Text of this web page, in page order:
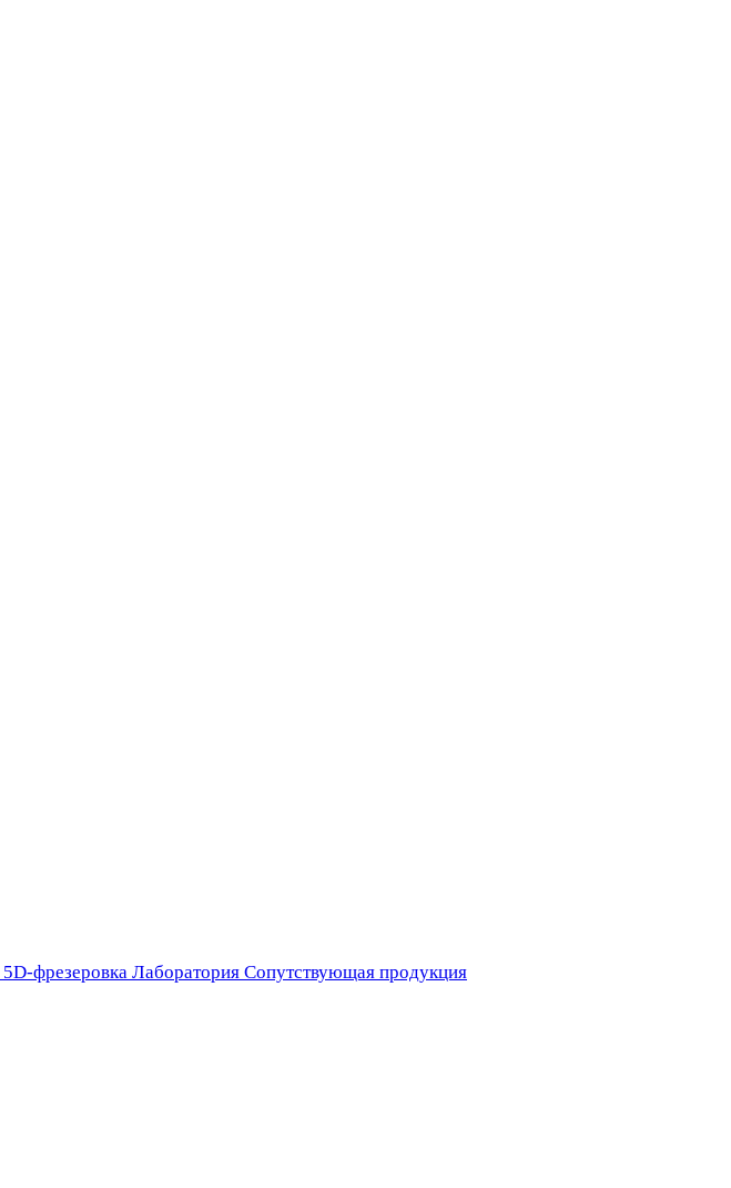
5D-фрезеровка Лаборатория Сопутствующая продукция